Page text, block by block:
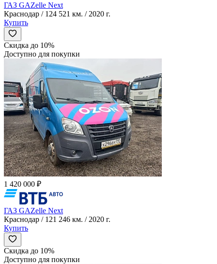
ГАЗ GAZelle Next
Краснодар / 124 521 км. / 2020 г.
Купить
Скидка до 10%
Доступно для покупки
1 420 000 ₽
ГАЗ GAZelle Next
Краснодар / 121 246 км. / 2020 г.
Купить
Скидка до 10%
Доступно для покупки